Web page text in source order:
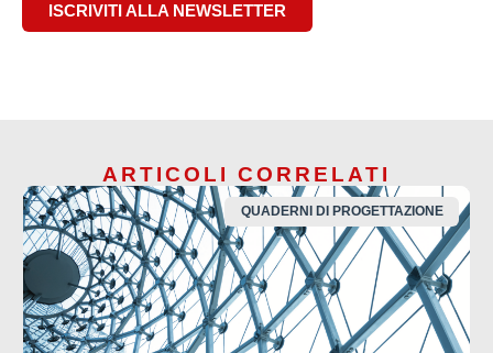
ISCRIVITI ALLA NEWSLETTER
ARTICOLI CORRELATI
QUADERNI DI PROGETTAZIONE